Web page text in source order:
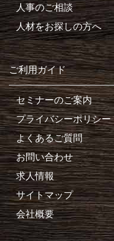
人事のご相談
人材をお探しの方へ
ご利用ガイド
セミナーのご案内
プライバシーポリシー
よくあるご質問
お問い合わせ
求人情報
サイトマップ
会社概要